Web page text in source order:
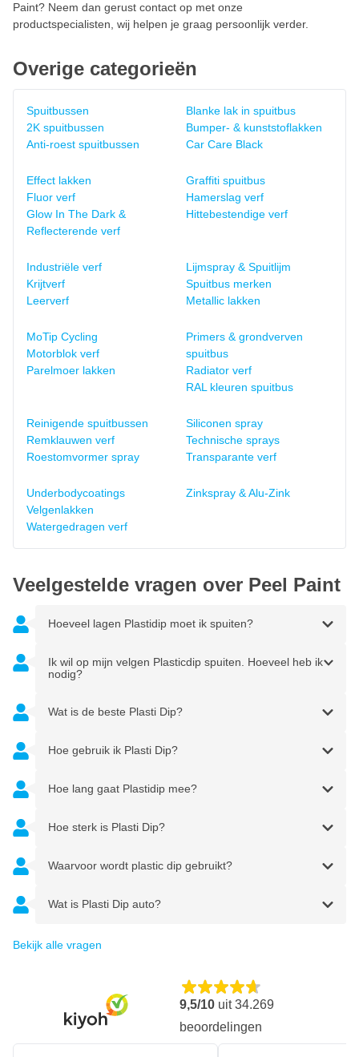
Paint? Neem dan gerust contact op met onze
productspecialisten, wij helpen je graag persoonlijk verder.
Overige categorieën
Spuitbussen
2K spuitbussen
Anti-roest spuitbussen
Blanke lak in spuitbus
Bumper- & kunststoflakken
Car Care Black
Effect lakken
Fluor verf
Glow In The Dark &
Reflecterende verf
Graffiti spuitbus
Hamerslag verf
Hittebestendige verf
Industriële verf
Krijtverf
Leerverf
Lijmspray & Spuitlijm
Spuitbus merken
Metallic lakken
MoTip Cycling
Motorblok verf
Parelmoer lakken
Primers & grondverven
spuitbus
Radiator verf
RAL kleuren spuitbus
Reinigende spuitbussen
Remklauwen verf
Roestomvormer spray
Siliconen spray
Technische sprays
Transparante verf
Underbodycoatings
Velgenlakken
Watergedragen verf
Zinkspray & Alu-Zink
Veelgestelde vragen over Peel Paint
Hoeveel lagen Plastidip moet ik spuiten?
Ik wil op mijn velgen Plasticdip spuiten. Hoeveel heb ik
nodig?
Wat is de beste Plasti Dip?
Hoe gebruik ik Plasti Dip?
Hoe lang gaat Plastidip mee?
Hoe sterk is Plasti Dip?
Waarvoor wordt plastic dip gebruikt?
Wat is Plasti Dip auto?
Bekijk alle vragen
9,5/10 uit34.269
beoordelingen